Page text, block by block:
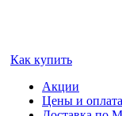
Как купить
Акции
Цены и оплата